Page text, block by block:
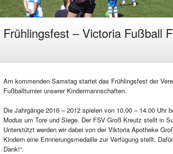
Frühlingsfest – Victoria Fußball
Am kommenden Samstag startet das Frühlingsfest der
Fußballturnier unserer Kindermannschaften.
Die Jahrgänge 2016 – 2012 spielen von 10.00 – 14.00 Uhr
Modus um Tore und Siege. Der FSV Groß Kreutz stellt in
Unterstützt werden wir dabei von der Viktoria Apotheke
Kindern eine Erinnerungsmedaille zur Verfügung stellt.
Dank!“.